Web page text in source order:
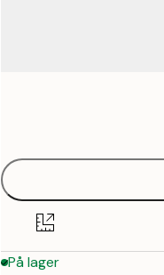
På lager